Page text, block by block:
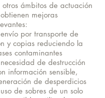
ámbitos de actuación
mejoras
por transporte de
y copias reduciendo la
contaminantes
de destrucción
información sensible,
de desperdicios
de sobres de un solo